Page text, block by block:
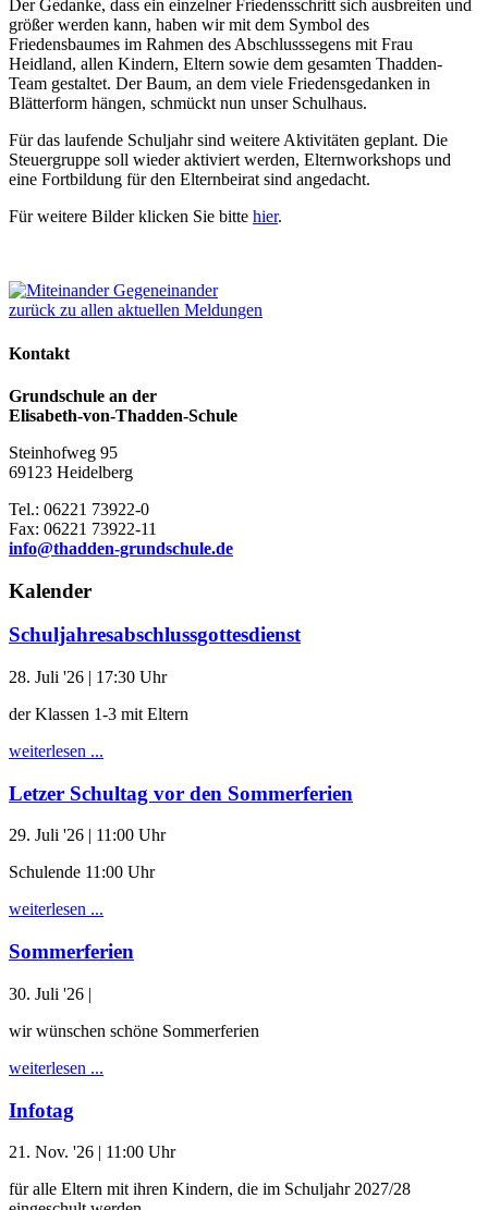
Der Gedanke, dass ein einzelner Friedensschritt sich ausbreiten und
größer werden kann, haben wir mit dem Symbol des
Friedensbaumes im Rahmen des Abschlusssegens mit Frau
Heidland, allen Kindern, Eltern sowie dem gesamten Thadden-
Team gestaltet. Der Baum, an dem viele Friedensgedanken in
Blätterform hängen, schmückt nun unser Schulhaus.
Für das laufende Schuljahr sind weitere Aktivitäten geplant. Die
Steuergruppe soll wieder aktiviert werden, Elternworkshops und
eine Fortbildung für den Elternbeirat sind angedacht.
Für weitere Bilder klicken Sie bitte hier.
zurück zu allen aktuellen Meldungen
Kontakt
Grundschule an der
Elisabeth-von-Thadden-Schule
Steinhofweg 95
69123 Heidelberg
Tel.: 06221 73922-0
Fax: 06221 73922-11
info@thadden-grundschule.de
Kalender
Schuljahresabschlussgottesdienst
28. Juli '26 | 17:30 Uhr
der Klassen 1-3 mit Eltern
weiterlesen ...
Letzer Schultag vor den Sommerferien
29. Juli '26 | 11:00 Uhr
Schulende 11:00 Uhr
weiterlesen ...
Sommerferien
30. Juli '26 |
wir wünschen schöne Sommerferien
weiterlesen ...
Infotag
21. Nov. '26 | 11:00 Uhr
für alle Eltern mit ihren Kindern, die im Schuljahr 2027/28